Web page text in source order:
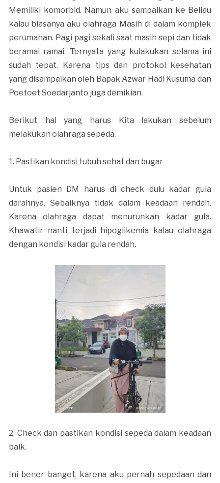
Memiliki komorbid. Namun aku sampaikan ke Beliau
kalau biasanya aku olahraga Masih di dalam komplek
perumahan. Pagi pagi sekali saat masih sepi dan tidak
beramai ramai. Ternyata yang kulakukan selama ini
sudah tepat. Karena tips dan protokol kesehatan
yang disampaikan oleh Bapak Azwar Hadi Kusuma dan
Poetoet Soedarjanto juga demikian.
Berikut hal yang harus Kita lakukan sebelum
melakukan olahraga sepeda.
1. Pastikan kondisi tubuh sehat dan bugar
Untuk pasien DM harus di check dulu kadar gula
darahnya. Sebaiknya tidak dalam keadaan rendah.
Karena olahraga dapat menurunkan kadar gula.
Khawatir nanti terjadi hipoglikemia kalau olahraga
dengan kondisi kadar gula rendah.
2. Check dan pastikan kondisi sepeda dalam keadaan
baik.
Ini bener banget, karena aku pernah sepedaan dan